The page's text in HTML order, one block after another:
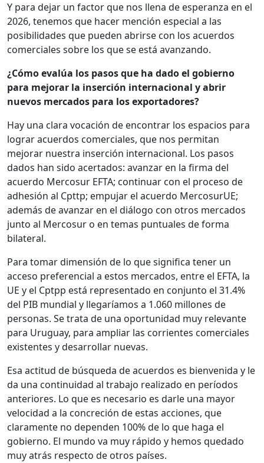
Y para dejar un factor que nos llena de esperanza en el
2026, tenemos que hacer mención especial a las
posibilidades que pueden abrirse con los acuerdos
comerciales sobre los que se está avanzando.
¿Cómo evalúa los pasos que ha dado el gobierno
para mejorar la inserción internacional y abrir
nuevos mercados para los exportadores?
Hay una clara vocación de encontrar los espacios para
lograr acuerdos comerciales, que nos permitan
mejorar nuestra inserción internacional. Los pasos
dados han sido acertados: avanzar en la firma del
acuerdo Mercosur EFTA; continuar con el proceso de
adhesión al Cpttp; empujar el acuerdo MercosurUE;
además de avanzar en el diálogo con otros mercados
junto al Mercosur o en temas puntuales de forma
bilateral.
Para tomar dimensión de lo que significa tener un
acceso preferencial a estos mercados, entre el EFTA, la
UE y el Cptpp está representado en conjunto el 31.4%
del PIB mundial y llegaríamos a 1.060 millones de
personas. Se trata de una oportunidad muy relevante
para Uruguay, para ampliar las corrientes comerciales
existentes y desarrollar nuevas.
Esa actitud de búsqueda de acuerdos es bienvenida y le
da una continuidad al trabajo realizado en períodos
anteriores. Lo que es necesario es darle una mayor
velocidad a la concreción de estas acciones, que
claramente no dependen 100% de lo que haga el
gobierno. El mundo va muy rápido y hemos quedado
muy atrás respecto de otros países.